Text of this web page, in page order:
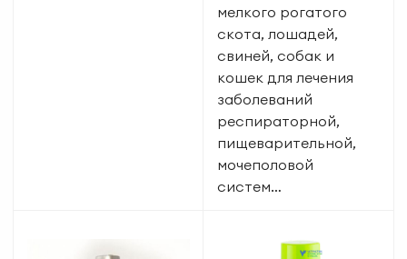
мелкого рогатого
скота, лошадей,
свиней, собак и
кошек для лечения
заболеваний
респираторной,
пищеварительной,
мочеполовой
систем…